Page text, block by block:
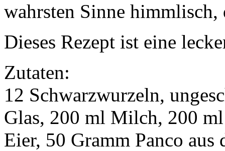
wahrsten Sinne himmlisch,
Dieses Rezept ist eine
Zutaten:
12 Schwarzwurzeln,
Glas, 200 ml Milch, 200
Eier, 50 Gramm Panco